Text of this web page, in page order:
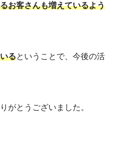
お客さんも増えているよう
るということで、今後の活
がとうございました。